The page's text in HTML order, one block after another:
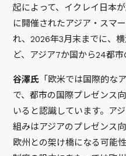
起によって、イクレイ日本
に開催されたアジア・スマ
れ、2026年3月末までに、
ど、アジア7か国から24都
谷澤氏 「欧米では国際的な
で、都市の国際プレゼンス
いると認識しています。ア
組みはアジアのプレゼンス
欧州との架け橋になる可能